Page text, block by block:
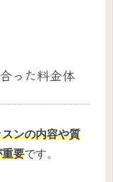
った料金体
ンの内容や質
要です。